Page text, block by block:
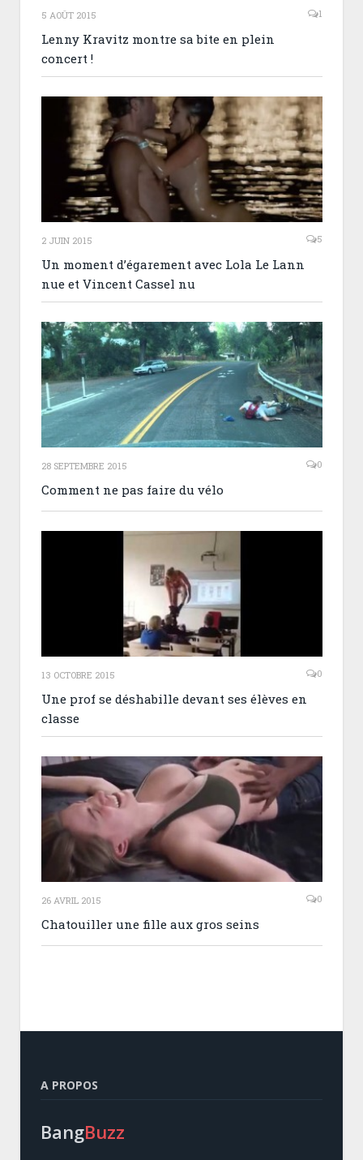
5 AOÛT 2015 1
Lenny Kravitz montre sa bite en plein
concert !
2 JUIN 2015 5
Un moment d’égarement avec Lola Le Lann
nue et Vincent Cassel nu
28 SEPTEMBRE 2015 0
Comment ne pas faire du vélo
13 OCTOBRE 2015 0
Une prof se déshabille devant ses élèves en
classe
26 AVRIL 2015 0
Chatouiller une fille aux gros seins
A PROPOS
BangBuzz